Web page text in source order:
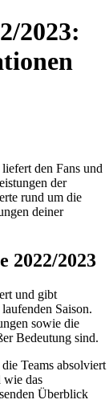
2023:
den Fans und
der
rund um die
deiner
2022/2023
und gibt
Saison.
sowie die
Bedeutung sind.
Teams absolviert
wie das
Überblick